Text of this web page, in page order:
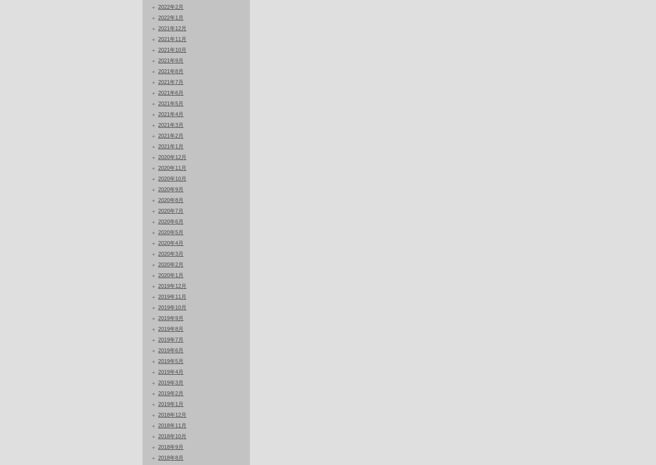
2022年2月
2022年1月
2021年12月
2021年11月
2021年10月
2021年9月
2021年8月
2021年7月
2021年6月
2021年5月
2021年4月
2021年3月
2021年2月
2021年1月
2020年12月
2020年11月
2020年10月
2020年9月
2020年8月
2020年7月
2020年6月
2020年5月
2020年4月
2020年3月
2020年2月
2020年1月
2019年12月
2019年11月
2019年10月
2019年9月
2019年8月
2019年7月
2019年6月
2019年5月
2019年4月
2019年3月
2019年2月
2019年1月
2018年12月
2018年11月
2018年10月
2018年9月
2018年8月